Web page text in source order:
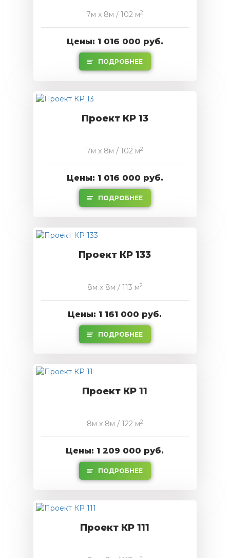
7м x 8м / 102 м2
Цены: 1 016 000 руб.
ПОДРОБНЕЕ
Проект КР 13
7м x 8м / 102 м2
Цены: 1 016 000 руб.
ПОДРОБНЕЕ
Проект КР 133
8м x 8м / 113 м2
Цены: 1 161 000 руб.
ПОДРОБНЕЕ
Проект КР 11
8м x 8м / 122 м2
Цены: 1 209 000 руб.
ПОДРОБНЕЕ
Проект КР 111